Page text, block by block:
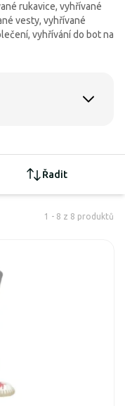
rukavice, vyhřívané
vesty, vyhřívané
vyhřívání do bot na
Řadit
1 - 8 z 8 produktů